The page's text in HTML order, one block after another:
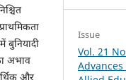
बुनियादी
अभाव
और
Issue
Vol. 21